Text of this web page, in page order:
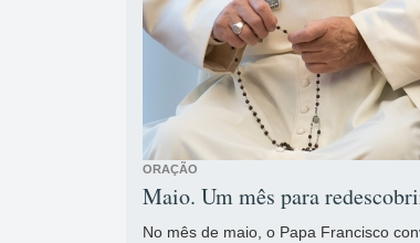
ORAÇÃO
Maio. Um mês para
No mês de maio, o Papa Francisco